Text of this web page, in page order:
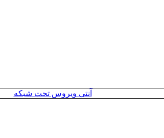
آنتی ویروس تحت شبکه